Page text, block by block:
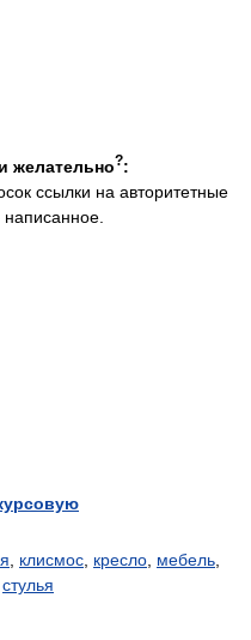
желательно?:
ссылки на авторитетные
, клисмос, кресло, мебель,
стулья